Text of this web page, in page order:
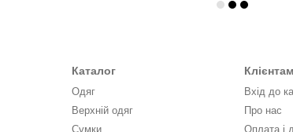
Каталог
Одяг
Верхній одяг
Сумки
Клієнтам
Вхід до
Про нас
Оплата і